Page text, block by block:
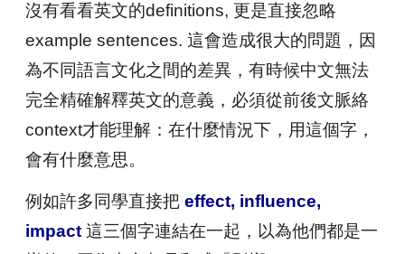
沒有看看英文的definitions, 更是直接忽略
example sentences. 這會造成很大的問題，因
為不同語言文化之間的差異，有時候中文無法
完全精確解釋英文的意義，必須從前後文脈絡
context才能理解：在什麼情況下，用這個字，
會有什麼意思。
例如許多同學直接把 effect, influence,
impact 這三個字連結在一起，以為他們都是一